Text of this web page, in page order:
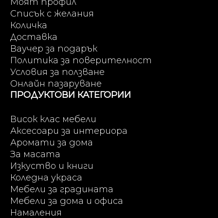
Списък с желания
Количка
Доставка
Ваучер за подарък
Политика за поверителност
Условия за ползване
Онлайн пазаруване
ПРОДУКТОВИ КАТЕГОРИИ
Висок клас мебели
Аксесоари за интериора
Аромати за дома
За масата
Изкуство и книги
Коледна украса
Мебели за градината
Мебели за дома и офиса
Намаления